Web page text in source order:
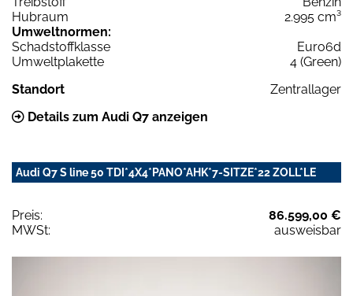
Hubraum
2.995 cm³
Umweltnormen:
Schadstoffklasse
Euro6d
Umweltplakette
4 (Green)
Standort
Zentrallager
Details zum Audi Q7 anzeigen
Audi Q7 S line 50 TDI*4X4*PANO*AHK*7-SITZE*22 ZOLL*LE
Preis:
86.599,00 €
MWSt:
ausweisbar